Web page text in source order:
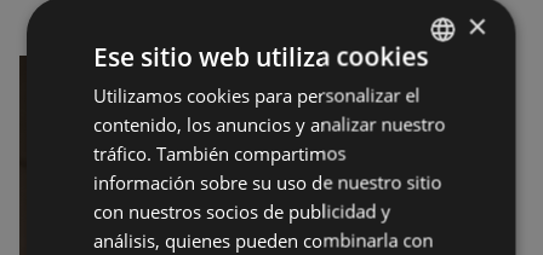
BASQUE
SPANISH
×
Ese sitio web utiliza cookies
Utilizamos cookies para personalizar el
contenido, los anuncios y analizar nuestro
tráfico. También compartimos
información sobre su uso de nuestro sitio
con nuestros socios de publicidad y
análisis, quienes pueden combinarla con